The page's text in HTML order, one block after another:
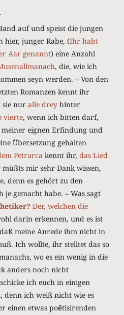
auf und speist die jungen
hier, junger Rabe, (Ihr habt
Aar genannt) eine Anzahl
, die, wie ich
seyn werden. – Von den
Romanzen kennt ihr
sie nur alle drey hinter
vierte, wenn ich bitten darf,
meiner eignen Erfindung und
Übersetzung gehalten
Petrarca kennt ihr, das Lied
mir sehr Dank wissen,
denn es gehört zu den
je gemacht habe. – Was sagt
Der, welchen die
darin erkennen, und es ist
meine Anrede ihm nicht in
Ich wollte, ihr stelltet das so
wo es ein wenig in die
anders noch nicht
ich euch in einigen
, denn ich weiß nicht wie es
einen etwas poëtisirenden